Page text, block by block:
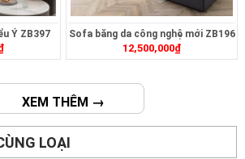
Ý ZB397 Sofa băng da công nghệ mới ZB196
12,500,000₫
XEM THÊM →
LOẠI